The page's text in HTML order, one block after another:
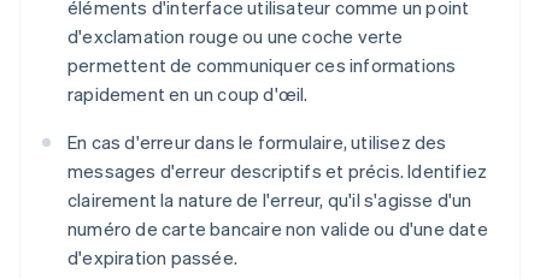
éléments d'interface utilisateur comme un point
d'exclamation rouge ou une coche verte
permettent de communiquer ces informations
rapidement en un coup d'œil.
En cas d'erreur dans le formulaire, utilisez des
messages d'erreur descriptifs et précis. Identifiez
clairement la nature de l'erreur, qu'il s'agisse d'un
numéro de carte bancaire non valide ou d'une date
d'expiration passée.